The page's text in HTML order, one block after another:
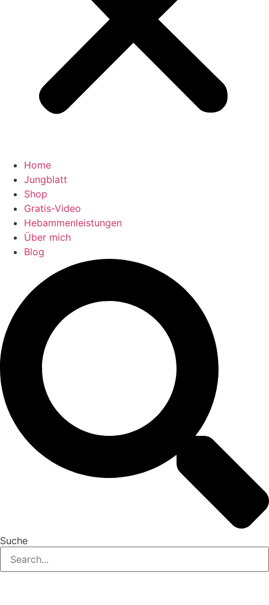
Home
Jungblatt
Shop
Gratis-Video
Hebammenleistungen
Über mich
Blog
Suche